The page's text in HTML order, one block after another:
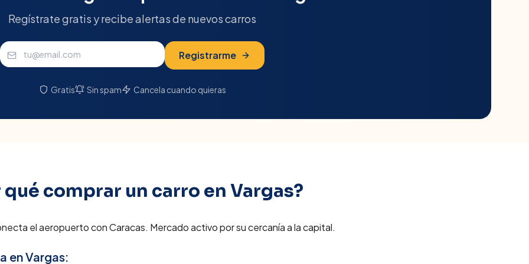
Regístrate gratis y recibe alertas de nuevos carros
Registrarme
Gratis Sin spam Cancela cuando quieras
qué comprar un carro en Vargas?
el aeropuerto con Caracas. Mercado activo por su cercanía a la capital.
enVargas: